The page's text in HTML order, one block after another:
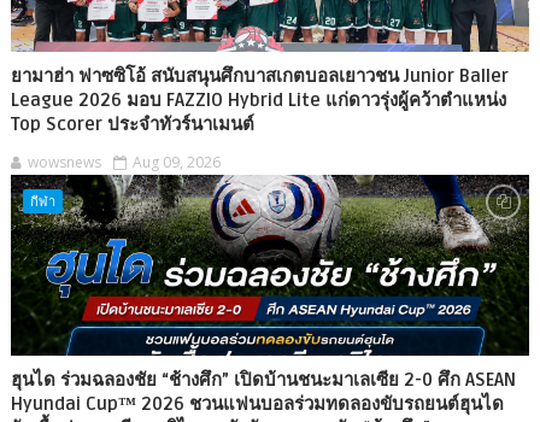
ยามาฮ่า ฟาซซิโอ้ สนับสนุนศึกบาสเกตบอลเยาวชน Junior Baller
League 2026 มอบ FAZZIO Hybrid Lite แก่ดาวรุ่งผู้คว้าตำแหน่ง
Top Scorer ประจำทัวร์นาเมนต์
wowsnews Aug 09, 2026
กีฬา
ฮุนได ร่วมฉลองชัย “ช้างศึก” เปิดบ้านชนะมาเลเซีย 2-0 ศึก ASEAN
Hyundai Cup™ 2026 ชวนแฟนบอลร่วมทดลองขับรถยนต์ฮุนได